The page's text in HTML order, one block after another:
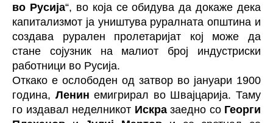
во Русија“, во која се обидува да докаже дека
капитализмот ја уништува руралната општина и
создава рурален пролетаријат кој може да
стане сојузник на малиот број индустриски
работници во Русија.
Откако е ослободен од затвор во јануари 1900
година, Ленин емигрирал во Швајцарија. Таму
го издавал неделникот Искра заедно со Георги